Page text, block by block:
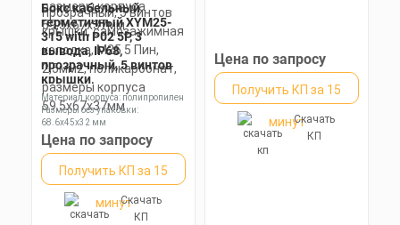
Крепление для
установки вплотную к
стене или потолку
Бокс кабельный
герметичный XYM25-
315 with P02 5P, 3
вывода, IP68,
прозрачный, 5 винтов
крышки,
самозажимная
колодка, М25 5 Пин,
2,5мм2, поликарбонат,
размеры корпуса
59,5х67х37мм
Материал корпуса: полипропилен
Размеры без упаковки:
68.6x45x32 мм
Степень пылевлагозащиты: IP65
Цена по запросу
Получить КП за 15
минутСкачать
КП
Цена по запросу
Получить КП за 15
минутСкачать
КП